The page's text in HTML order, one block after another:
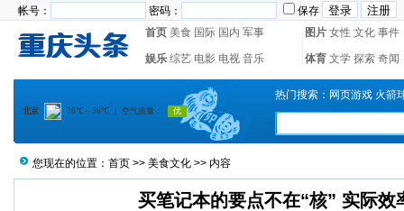
帐号： 密码：
保存
首页 美食 国际 国内 军事 图片 女性 文化 事件
娱乐 综艺 电影 电视 音乐 体育 文学 探索 奇闻
热门搜索： 网页游戏 火箭
您现在的位置： 首页 >> 美食文化 >> 内容
买笔记本的要点不在“核” 实际效